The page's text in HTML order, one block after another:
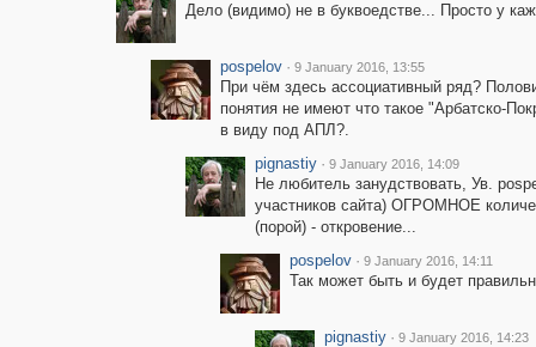
Дело (видимо) не в буквоедстве... Просто у
pospelov · 9 January 2016, 13:55
При чём здесь ассоциативный ряд?
понятия не имеют что такое "Арбатско-
в виду под АПЛ?.
pignastiy · 9 January 2016, 14:09
Не любитель занудствовать, Ув.
участников сайта) ОГРОМНОЕ
(порой) - откровение...
pospelov · 9 January 2016, 14:11
Так может быть и будет
pignastiy · 9 January 2016, 14:23